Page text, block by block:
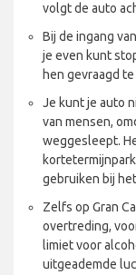
volgt de auto
Bij de ingang
je even kunt
hen gevraagd
Je kunt je auto
van mensen,
weggesleept.
gebruiken bij
Zelfs op Gran
overtreding,
limiet voor
uitgeademde